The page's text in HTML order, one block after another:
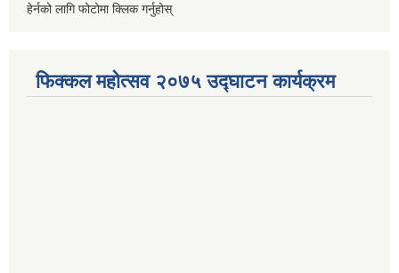
हेर्नको लागि फोटोमा क्लिक गर्नुहोस्
फिक्कल महोत्सव २०७५ उद्घाटन कार्यक्रम